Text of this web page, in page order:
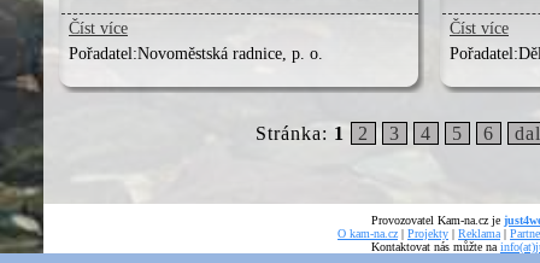
Číst více
Pořadatel:Novoměstská radnice, p. o.
Číst více
Pořadatel:
Stránka: 1 2 3 4 5 6
Provozovatel Kam-na.cz je
O kam-na.cz | Projekty | Reklama |
Kontaktovat nás můžte na